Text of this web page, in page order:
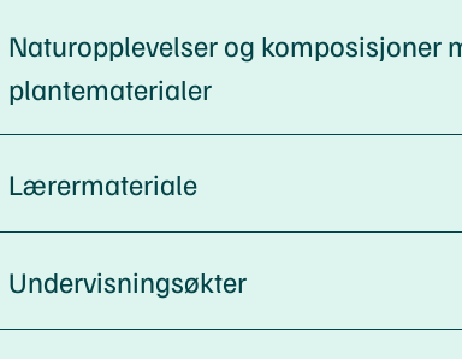
Naturopplevelser og komposisjoner
plantematerialer
Lærermateriale
Undervisningsøkter